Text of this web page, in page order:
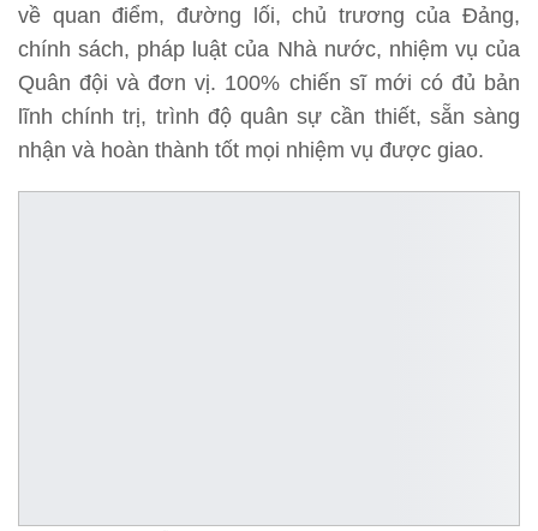
về quan điểm, đường lối, chủ trương của Đảng,
chính sách, pháp luật của Nhà nước, nhiệm vụ của
Quân đội và đơn vị. 100% chiến sĩ mới có đủ bản
lĩnh chính trị, trình độ quân sự cần thiết, sẵn sàng
nhận và hoàn thành tốt mọi nhiệm vụ được giao.